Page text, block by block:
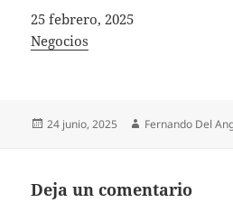
Fecha
25 febrero, 2025
In relation to
Negocios
Publicado
24 junio, 2025 Autor
Fernando Del
Deja un comentario